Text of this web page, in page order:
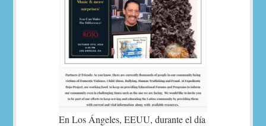
En Los Ángeles, EEUU, durante el día